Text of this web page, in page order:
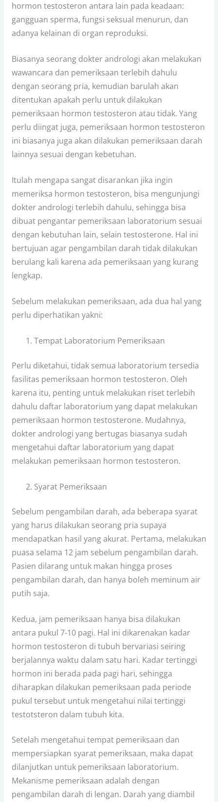
hormon testosteron antara lain pada keadaan:
gangguan sperma, fungsi seksual menurun, dan
adanya kelainan di organ reproduksi.
Biasanya seorang dokter andrologi akan melakukan
wawancara dan pemeriksaan terlebih dahulu
dengan seorang pria, kemudian barulah akan
ditentukan apakah perlu untuk dilakukan
pemeriksaan hormon testosteron atau tidak. Yang
perlu diingat juga, pemeriksaan hormon testosteron
ini biasanya juga akan dilakukan pemeriksaan darah
lainnya sesuai dengan kebetuhan.
Itulah mengapa sangat disarankan jika ingin
memeriksa hormon testosteron, bisa mengunjungi
dokter andrologi terlebih dahulu, sehingga bisa
dibuat pengantar pemeriksaan laboratorium sesuai
dengan kebutuhan lain, selain testosterone. Hal ini
bertujuan agar pengambilan darah tidak dilakukan
berulang kali karena ada pemeriksaan yang kurang
lengkap.
Sebelum melakukan pemeriksaan, ada dua hal yang
perlu diperhatikan yakni:
Tempat Laboratorium Pemeriksaan
Perlu diketahui, tidak semua laboratorium tersedia
fasilitas pemeriksaan hormon testosteron. Oleh
karena itu, penting untuk melakukan riset terlebih
dahulu daftar laboratorium yang dapat melakukan
pemeriksaan hormon testosterone. Mudahnya,
dokter andrologi yang bertugas biasanya sudah
mengetahui daftar laboratorium yang dapat
melakukan pemeriksaan hormon testosteron.
Syarat Pemeriksaan
Sebelum pengambilan darah, ada beberapa syarat
yang harus dilakukan seorang pria supaya
mendapatkan hasil yang akurat. Pertama, melakukan
puasa selama 12 jam sebelum pengambilan darah.
Pasien dilarang untuk makan hingga proses
pengambilan darah, dan hanya boleh meminum air
putih saja.
Kedua, jam pemeriksaan hanya bisa dilakukan
antara pukul 7-10 pagi. Hal ini dikarenakan kadar
hormon testosteron di tubuh bervariasi seiring
berjalannya waktu dalam satu hari. Kadar tertinggi
hormon ini berada pada pagi hari, sehingga
diharapkan dilakukan pemeriksaan pada periode
pukul tersebut untuk mengetahui nilai tertinggi
testotsteron dalam tubuh kita.
Setelah mengetahui tempat pemeriksaan dan
mempersiapkan syarat pemeriksaan, maka dapat
dilanjutkan untuk pemeriksaan laboratorium.
Mekanisme pemeriksaan adalah dengan
pengambilan darah di lengan. Darah yang diambil